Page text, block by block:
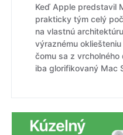
Keď Apple predstavil
prakticky tým celý
na vlastnú
výraznému
čomu sa z
iba glorifikovaný Mac